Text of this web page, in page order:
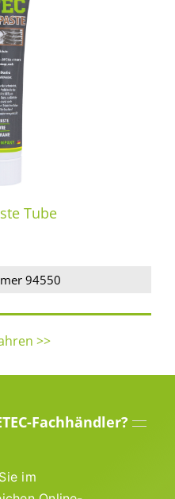
Tube
94550
>>
Fachhändler?
im